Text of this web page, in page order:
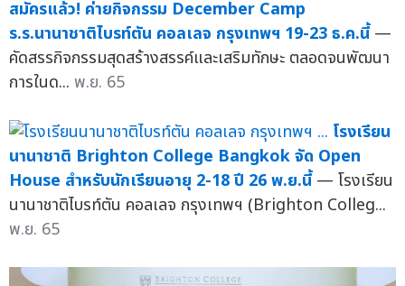
สมัครแล้ว! ค่ายกิจกรรม December Camp
ร.ร.นานาชาติไบรท์ตัน คอลเลจ กรุงเทพฯ 19-23 ธ.ค.นี้ —
คัดสรรกิจกรรมสุดสร้างสรรค์และเสริมทักษะ ตลอดจนพัฒนา
การในด... พ.ย. 65
โรงเรียน
นานาชาติ Brighton College Bangkok จัด Open
House สำหรับนักเรียนอายุ 2-18 ปี 26 พ.ย.นี้ — โรงเรียน
นานาชาติไบรท์ตัน คอลเลจ กรุงเทพฯ (Brighton Colleg...
พ.ย. 65